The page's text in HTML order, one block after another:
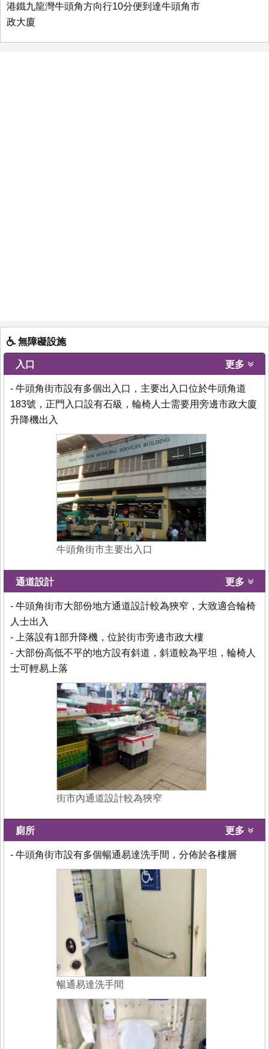
港鐵九龍灣牛頭角方向行10分便到達牛頭角市
政大廈
無障礙設施
入口 更多
- 牛頭角街市設有多個出入口，主要出入口位於牛頭角道
183號，正門入口設有石級，輪椅人士需要用旁邊市政大廈
升降機出入
牛頭角街市主要出入口
通道設計 更多
- 牛頭角街市大部份地方通道設計較為狹窄，大致適合輪椅
人士出入
- 上落設有1部升降機，位於街市旁邊市政大樓
- 大部份高低不平的地方設有斜道，斜道較為平坦，輪椅人
士可輕易上落
街市內通道設計較為狹窄
廁所 更多
- 牛頭角街市設有多個暢通易達洗手間，分佈於各樓層
暢通易達洗手間